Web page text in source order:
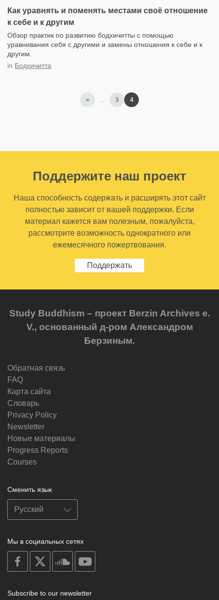
Как уравнять и поменять местами своё отношение
к себе и к другим
Обзор практик по развитию бодхичитты с помощью
уравнивания себя с другими и замены отношения к себе и к
другим.
in Бодхичитта
« … 3 4
Поддержите наш проект
Наша способность содержать и расширять этот сайт
полностью зависит от вашей поддержки. Если
материал кажется вам полезным, пожалуйста,
рассмотрите возможность однократного или
ежемесячного пожертвования.
Поддержать
Study Buddhism – проект Berzin Archives e.
V., основанный д-ром Александром
Берзиным.
Обратная связь
FAQ
Карта сайта
Словарь
Privacy Policy
Newsletter
Новые материалы
Progress Reports
Courses
Сменить язык
Мы в социальных сетях
on
facebook
soundcloud
Subscribe to our newsletter